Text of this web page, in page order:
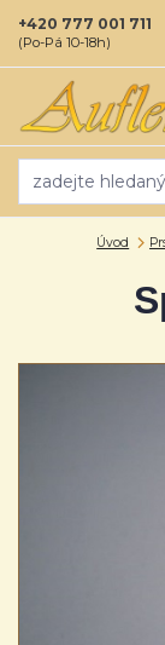
+420 777 001 711
(Po-Pá 10-18h)
Úvod